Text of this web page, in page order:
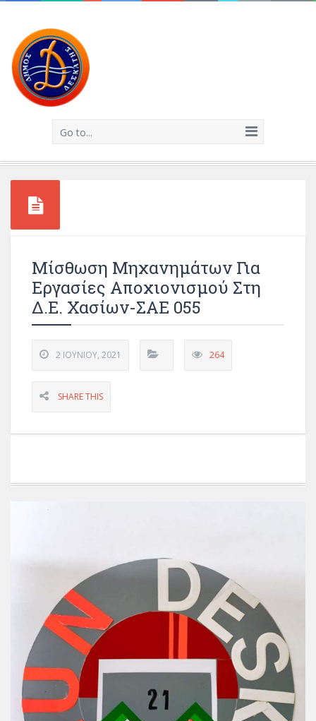
Go to...
Μίσθωση Μηχανημάτων Για
Εργασίες Αποχιονισμού Στη
Δ.Ε. Χασίων-ΣΑΕ 055
2 ΙΟΥΝΊΟΥ, 2021 264
SHARE THIS